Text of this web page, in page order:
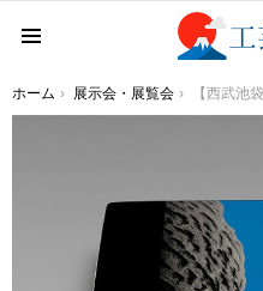
You are here:
ホーム 展示会・展覧会 【西武池袋本店】第40